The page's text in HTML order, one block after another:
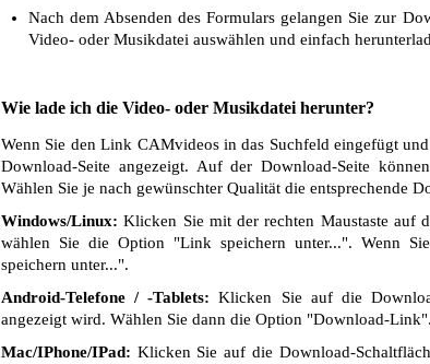
Nach dem Absenden des Formulars gelangen Sie zur
Video- oder Musikdatei auswählen und einfach
Wie lade ich die Video- oder Musikdatei herunter?
Wenn Sie den Link CAMvideos in das Suchfeld eingefügt
Download-Seite angezeigt. Auf der Download-Seite
Wählen Sie je nach gewünschter Qualität die entsprechende
Windows/Linux: Klicken Sie mit der rechten Maustaste auf
wählen Sie die Option "Link speichern unter...". Wenn
speichern unter...".
Android-Telefone / -Tablets: Klicken Sie auf die
angezeigt wird. Wählen Sie dann die Option "Download-Link".
Mac/IPhone/IPad: Klicken Sie auf die Download-